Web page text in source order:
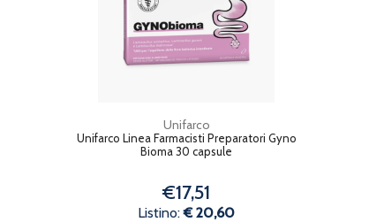
Unifarco
Unifarco Linea Farmacisti Preparatori Gyno
Bioma 30 capsule
€17,51
Listino:€ 20,60